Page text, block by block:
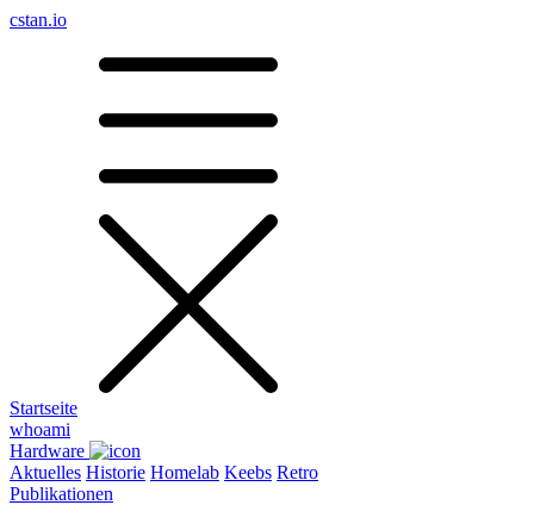
cstan.io
Startseite
whoami
Hardware
Aktuelles Historie Homelab Keebs Retro
Publikationen